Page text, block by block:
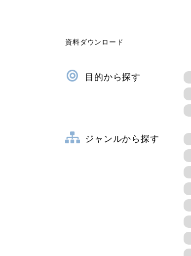
資料ダウンロード
目的から探す
ジャンルから探す